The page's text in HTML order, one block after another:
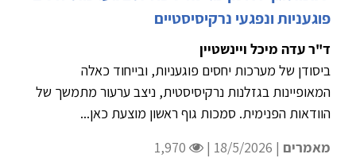
פוגעניות ונפגעי נרקיסיסטיים
ד"ר עדה מיכל ויינשטיין
ביסודן של מערכות יחסים פוגעניות, ובייחוד כאלה
המאופיינות בגזלנות נרקיסיסטית, ניצב ערעור מתמשך של
הוודאות הפנימית. סמכות גוף ראשון מוצעת כאן...
מאמרים | 18/5/2026 |